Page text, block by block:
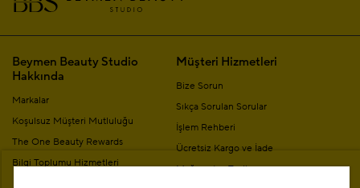
Beymen Beauty Studio
Hakkında
Markalar
Koşulsuz Müşteri Mutluluğu
The One Beauty Rewards
Bilgi Toplumu Hizmetleri
Müşteri Hizmetleri
Bize Sorun
Sıkça Sorulan Sorular
İşlem Rehberi
Ücretsiz Kargo ve İade
Mağazadan Teslim